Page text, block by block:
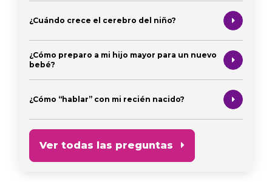
¿Cuándo crece el cerebro del niño?
¿Cómo preparo a mi hijo mayor para un nuevo
bebé?
¿Cómo “hablar” con mi recién nacido?
Ver todas las preguntas